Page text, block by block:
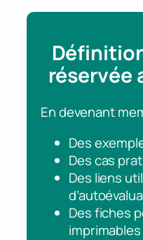
réservée
En devenant
Des
Des cas
Des liens
Des fiches
imprimables